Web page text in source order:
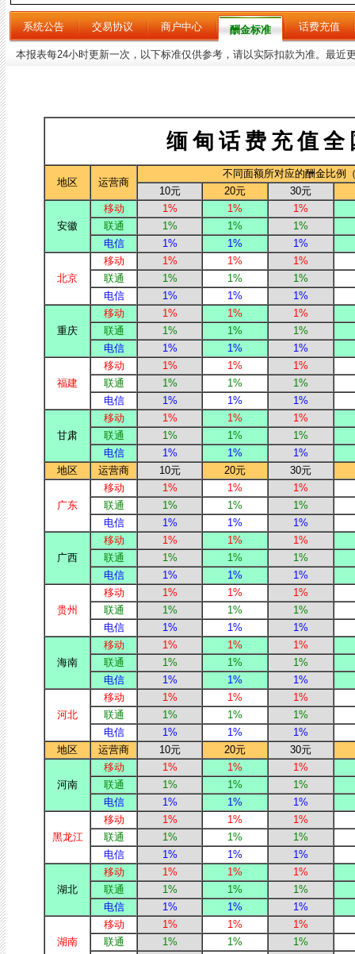
系统公告 交易协议 商户中心 酬金标准 话费充值
本报表每24小时更新一次，以下标准仅供参考，请以实际扣款为准。最近
缅甸话费充值
地区 运营商
不同面额所对应的酬金比例
10元
20元 30元
安徽
移动 1% 1%
1%
联通
1% 1%
1%
电信
1% 1% 1%
北京
移动 1% 1%
1%
联通
1% 1%
1%
电信
1% 1% 1%
重庆
移动 1% 1%
1%
联通
1% 1%
1%
电信
1% 1% 1%
福建
移动 1% 1%
1%
联通
1% 1%
1%
电信
1% 1% 1%
甘肃
移动 1% 1%
1%
联通
1% 1%
1%
电信
1% 1%
1%
地区
运营商 10元 20元 30元
广东
移动 1% 1%
1%
联通
1% 1%
1%
电信
1% 1% 1%
广西
移动 1% 1%
1%
联通
1% 1%
1%
电信
1% 1% 1%
贵州
移动 1% 1%
1%
联通
1% 1%
1%
电信
1% 1% 1%
海南
移动 1% 1%
1%
联通
1% 1%
1%
电信
1% 1% 1%
河北
移动 1% 1%
1%
联通
1% 1%
1%
电信
1% 1%
1%
地区
运营商 10元 20元 30元
河南
移动 1% 1%
1%
联通
1% 1%
1%
电信
1% 1% 1%
黑龙江
移动 1% 1%
1%
联通
1% 1%
1%
电信
1% 1% 1%
湖北
移动 1% 1%
1%
联通
1% 1%
1%
电信
1% 1% 1%
湖南
移动 1% 1%
1%
联通
1% 1%
1%